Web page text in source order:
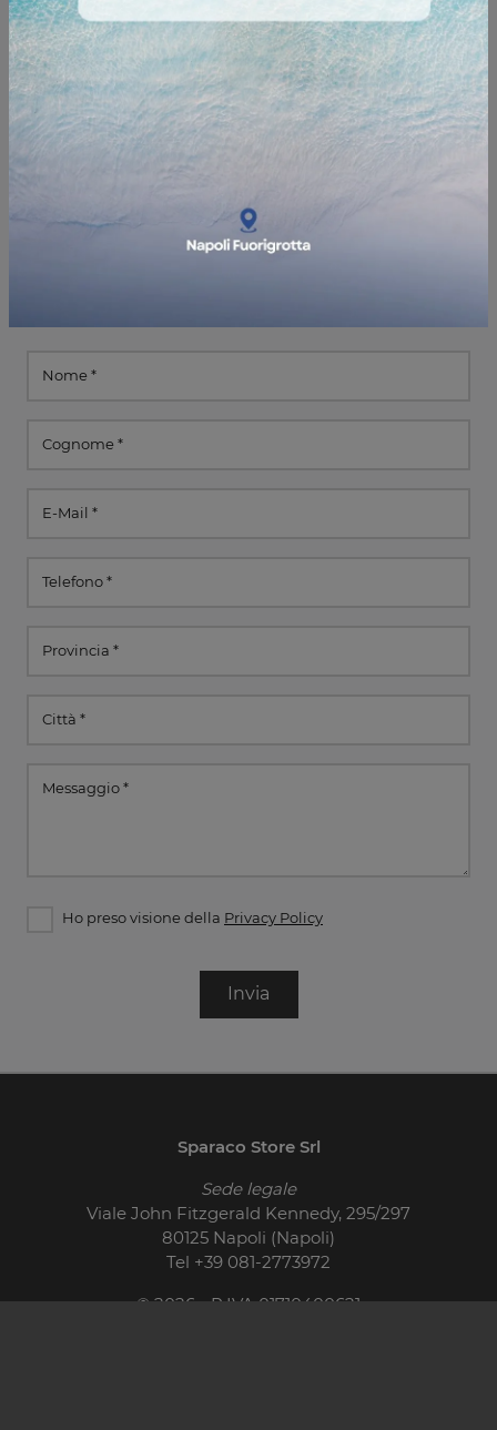
Ho preso visione della Privacy Policy
Invia
Sparaco Store Srl
Sede legale
Viale John Fitzgerald Kennedy, 295/297
80125 Napoli (Napoli)
Tel +39 081-2773972
© 2026 - P.IVA 01710400621